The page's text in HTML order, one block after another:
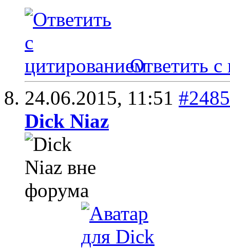
Ответить с
24.06.2015, 11:51 #2485
Dick Niaz